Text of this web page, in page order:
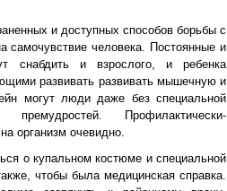
и доступных способов борьбы с
человека. Постоянные и
снабдить и взрослого, и ребенка
развивать развивать мышечную и
могут люди даже без специальной
Профилактически-
организм очевидно.
о купальном костюме и специальной
чтобы была медицинская справка.